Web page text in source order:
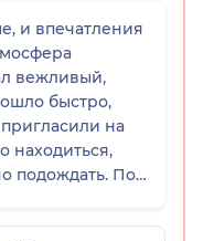
и впечатления
вежливый,
быстро,
на
находиться,
подождать. По
возможность